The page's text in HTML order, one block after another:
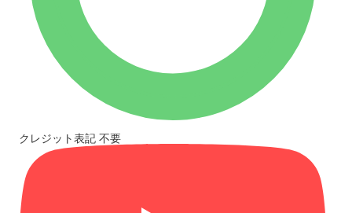
クレジット表記 不要